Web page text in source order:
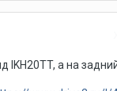
IKH20TT, а на